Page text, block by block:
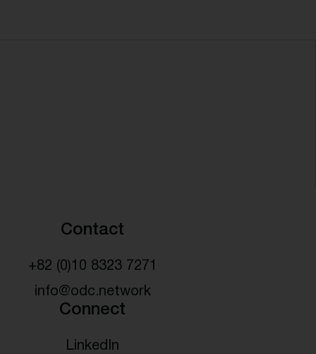
Contact
+82 (0)10 8323 7271
info@odc.network
Connect
LinkedIn